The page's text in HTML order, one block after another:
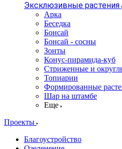
Эксклюзивные растения
Арка
Беседка
Бонсай
Бонсай - сосны
Зонты
Конус-пирамида-куб
Стриженные и
Топиарии
Формированные
Шар на штамбе
Еще
Проекты
Благоустройство